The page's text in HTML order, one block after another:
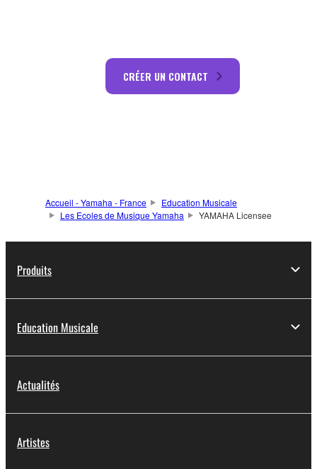
CRÉER UN CONTACT
Accueil - Yamaha - France
Education Musicale
Les Ecoles de Musique Yamaha
YAMAHA Licensee
Produits
Education Musicale
Actualités
Artistes